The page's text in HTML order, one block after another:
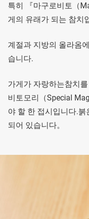
특히 『마구로비토（
게의 유래가 되는 참치
계절과 지방의 올라옴
습니다.
가게가 자랑하는참치
비토모리（Special
야 할 한 접시입니다.
되어 있습니다。